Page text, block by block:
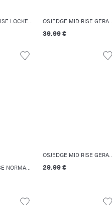
OSJEDGE MID RISE
39.99 €
OSJEDGE MID RISE
29.99 €